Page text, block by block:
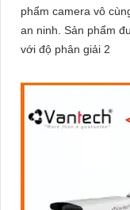
phẩm camera vô
an ninh. Sản phẩm được trang bị công nghệ hình ảnh sắc nét
với độ phân giải 2